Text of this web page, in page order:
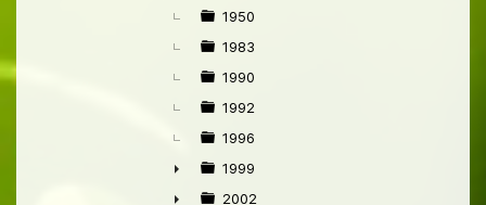
►
1950
1983
1990
1992
1996
►
1999
2002